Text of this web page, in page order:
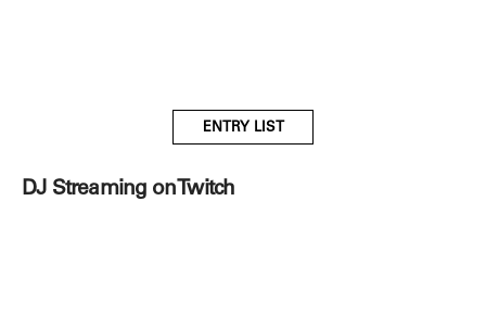
ENTRY LIST
DJ Streaming on Twitch